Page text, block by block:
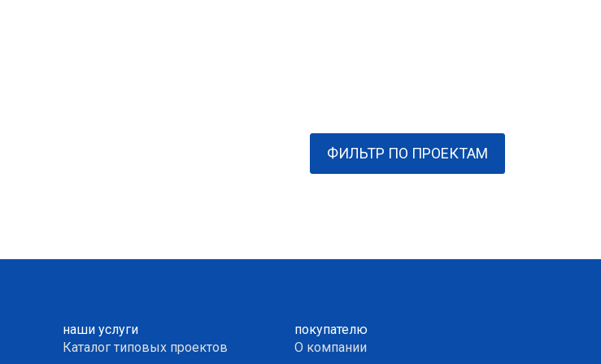
ФИЛЬТР ПО ПРОЕКТАМ
наши услуги
Каталог типовых проектов
покупателю
О компании